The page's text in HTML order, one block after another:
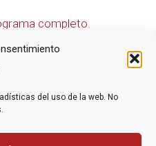
del uso de la web. No
completo
ARTÍCULO